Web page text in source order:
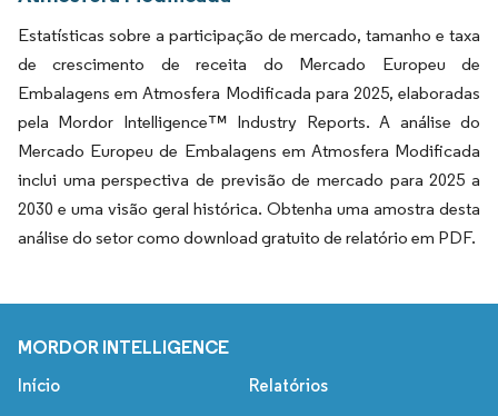
Estatísticas sobre a participação de mercado, tamanho e taxa
de crescimento de receita do Mercado Europeu de
Embalagens em Atmosfera Modificada para 2025, elaboradas
pela Mordor Intelligence™ Industry Reports. A análise do
Mercado Europeu de Embalagens em Atmosfera Modificada
inclui uma perspectiva de previsão de mercado para 2025 a
2030 e uma visão geral histórica. Obtenha uma amostra desta
análise do setor como download gratuito de relatório em PDF.
MORDOR INTELLIGENCE
Início Relatórios